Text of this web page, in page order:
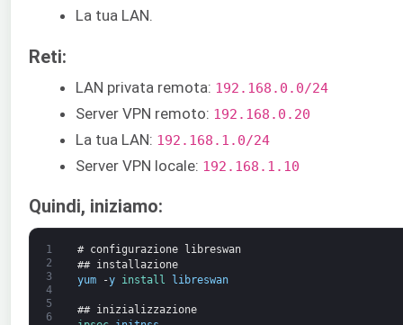
La tua LAN.
Reti:
LAN privata remota: 192.168.0.0/24
Server VPN remoto: 192.168.0.20
La tua LAN: 192.168.1.0/24
Server VPN locale: 192.168.1.10
Quindi, iniziamo:
1
2
3
4
5
6
# configurazione libreswan
## installazione
yum
-y install libreswan
## inizializzazione